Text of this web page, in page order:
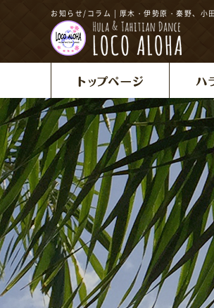
お知らせ/コラム | 厚木・伊勢原・秦野、小